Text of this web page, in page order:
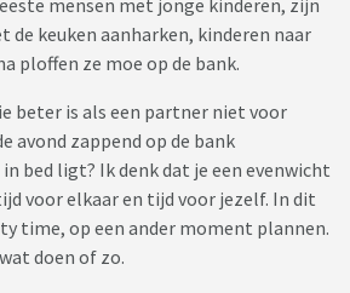
gaan en snap dan ook echt wel
vind, maar ik heb twee kinderen,
ieder weekend de hort op. Ik heb er op
dit is wie hij is.
hele tijd. Maar ik raak steeds meer
ik denk dat die optie er al niet meer
mensen met jonge kinderen, zijn
de keuken aanharken, kinderen naar
ploffen ze moe op de bank.
beter is als een partner niet voor
avond zappend op de bank
bed ligt? Ik denk dat je een evenwicht
voor elkaar en tijd voor jezelf. In dit
time, op een ander moment plannen.
doen of zo.